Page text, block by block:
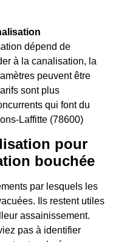
dépend de
à la canalisation, la
peuvent être
sont plus
qui font du
Laffitte (78600)
pour
bouchée
par lesquels les
Ils restent utiles
assainissement.
pas à identifier